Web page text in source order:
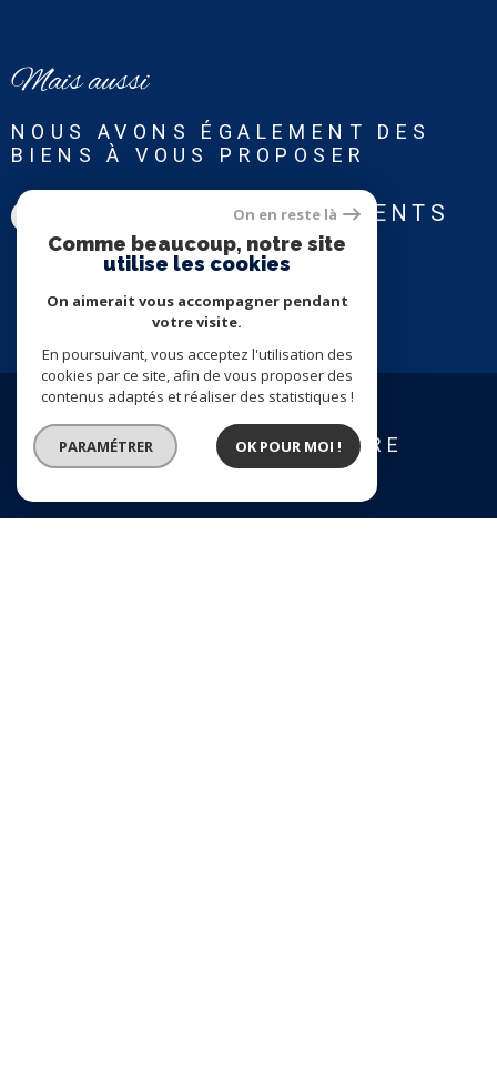
2023 (abonnements compris)]. Les informations sur les risques
auxquels ce bien est exposé sont disponibles sur le site :
www.georisques.gouv.fr
Mais aussi
NOUS AVONS ÉGALEMENT DES
BIENS À VOUS PROPOSER
DANS LES DÉPARTEMENTS
Eure
Yvelines
CONFIEZ-NOUS VOTRE
RECHERCHE
On en reste là
Comme beaucoup, notre site
utilise les cookies
On aimerait vous accompagner pendant
votre visite.
En poursuivant, vous acceptez l'utilisation des
cookies par ce site, afin de vous proposer des
contenus adaptés et réaliser des statistiques !
PARAMÉTRER OK POUR MOI !